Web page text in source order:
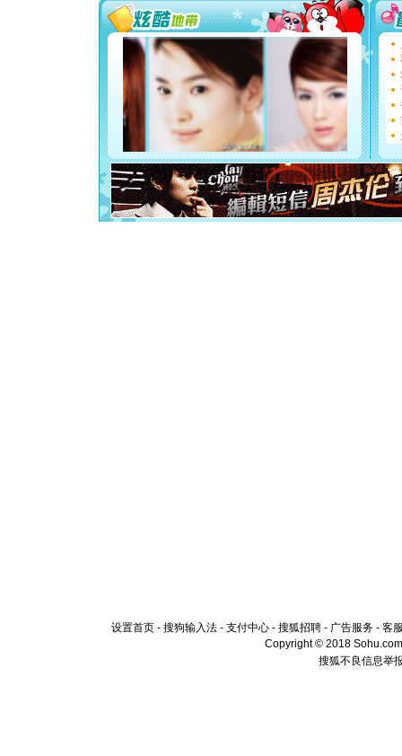
你太多，
要平安
[圣诞节]
能正大
都要快乐
[圣诞节]
如意,快
[元旦]
看
断电。
你是我
[元旦]如
起；二是
离。水晶
[元旦]当
泣，这痛
设置首页 - 搜狗输入法 - 支付中心 - 搜狐招聘 - 广告服务 - 客
Copyright © 2018
搜狐不良信息举